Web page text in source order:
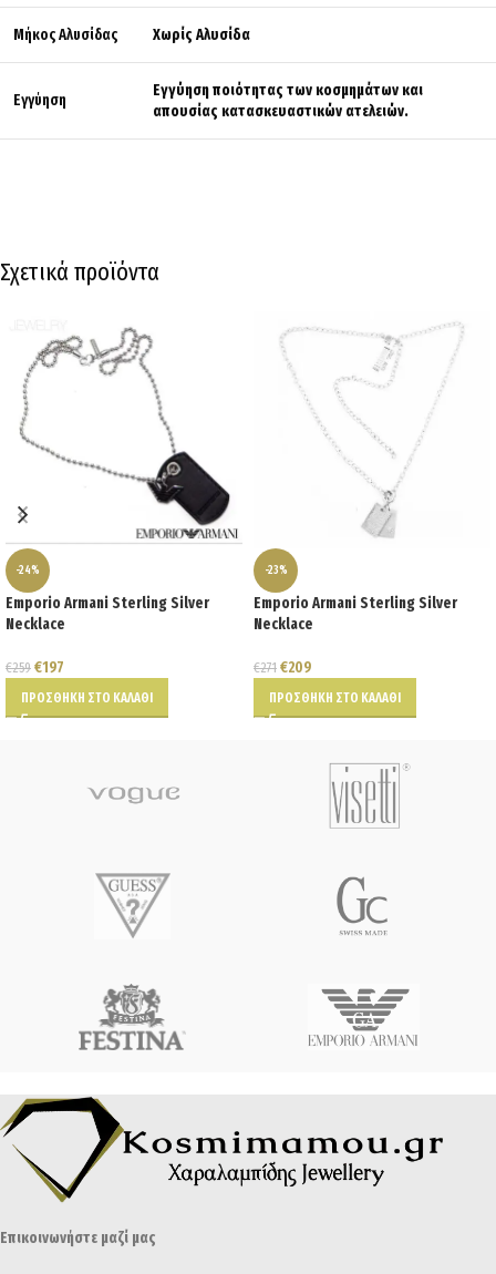
Μήκος Αλυσίδας Χωρίς Αλυσίδα
Εγγύηση
Εγγύηση ποιότητας των κοσμημάτων και
απουσίας κατασκευαστικών ατελειών.
Σχετικά προϊόντα
-24%
Emporio Armani Sterling Silver
Necklace
€259 €197
ΠΡΟΣΘΉΚΗ ΣΤΟ ΚΑΛΆΘΙ
-23%
Emporio Armani Sterling Silver
Necklace
€271 €209
ΠΡΟΣΘΉΚΗ ΣΤΟ ΚΑΛΆΘΙ
Επικοινωνήστε μαζί μας